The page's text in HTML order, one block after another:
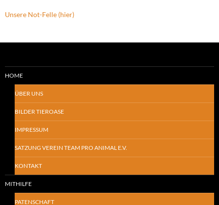
Unsere Not-Felle (hier)
HOME
ÜBER UNS
BILDER TIEROASE
IMPRESSUM
SATZUNG VEREIN TEAM PRO ANIMAL E.V.
KONTAKT
MITHILFE
PATENSCHAFT